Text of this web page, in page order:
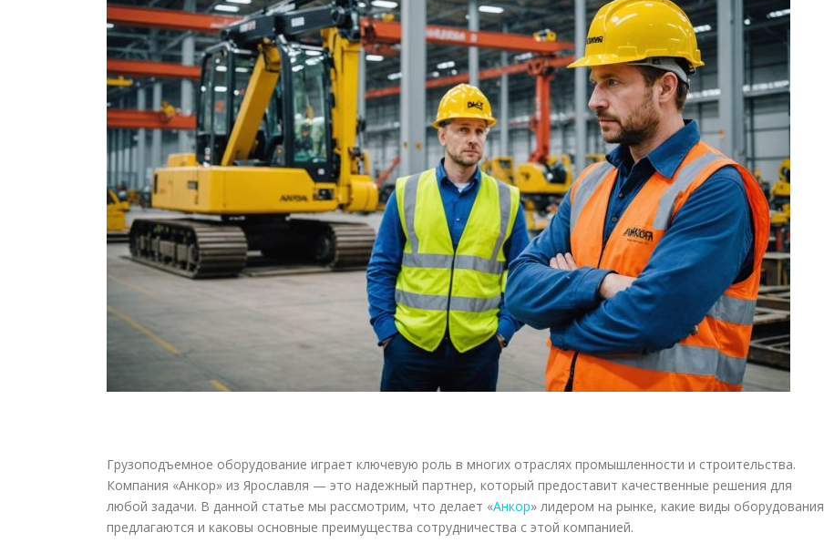
Грузоподъемное оборудование играет ключевую роль в многих отраслях промышленности и строительства.
Компания «Анкор» из Ярославля — это надежный партнер, который предоставит качественные решения для
любой задачи. В данной статье мы рассмотрим, что делает «Анкор» лидером на рынке, какие виды оборудования
предлагаются и каковы основные преимущества сотрудничества с этой компанией.